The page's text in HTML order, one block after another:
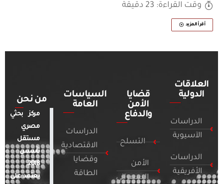
وقت القراءة: 23 دقيقة
أقرأ المزيد
العلاقات
الدولية
الدراسات
الآسيوية
الدراسات
الأفريقية
قضايا
الأمن
والدفاع
التسلح
الأمن
السيبراني
السياسات
العامة
الدراسات
الاقتصادية
وقضايا
الطاقة
من نحن
مركز بحثي
مصري
مستقل
تأسس
2018.
يعتمد على